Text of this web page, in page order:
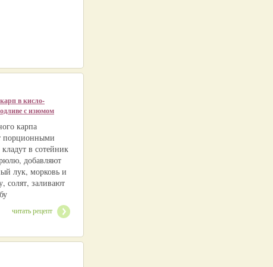
в кисло-
с изюмом
карпа
порционными
в сотейник
добавляют
лук, морковь и
солят, заливают
читать рецепт